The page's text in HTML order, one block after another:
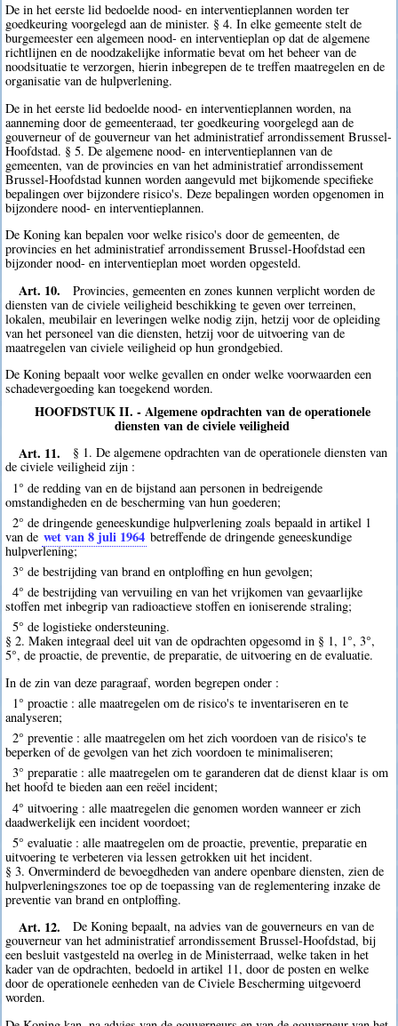
De in het eerste lid bedoelde nood- en interventieplannen worden ter
goedkeuring voorgelegd aan de minister. § 4. In elke gemeente stelt de
burgemeester een algemeen nood- en interventieplan op dat de algemene
richtlijnen en de noodzakelijke informatie bevat om het beheer van de
noodsituatie te verzorgen, hierin inbegrepen de te treffen maatregelen en de
organisatie van de hulpverlening.
De in het eerste lid bedoelde nood- en interventieplannen worden, na
aanneming door de gemeenteraad, ter goedkeuring voorgelegd aan de
gouverneur of de gouverneur van het administratief arrondissement Brussel-
Hoofdstad. § 5. De algemene nood- en interventieplannen van de
gemeenten, van de provincies en van het administratief arrondissement
Brussel-Hoofdstad kunnen worden aangevuld met bijkomende specifieke
bepalingen over bijzondere risico's. Deze bepalingen worden opgenomen in
bijzondere nood- en interventieplannen.
De Koning kan bepalen voor welke risico's door de gemeenten, de
provincies en het administratief arrondissement Brussel-Hoofdstad een
bijzonder nood- en interventieplan moet worden opgesteld.
Art. 10.
Provincies, gemeenten en zones kunnen verplicht worden de
diensten van de civiele veiligheid beschikking te geven over terreinen,
lokalen, meubilair en leveringen welke nodig zijn, hetzij voor de opleiding
van het personeel van die diensten, hetzij voor de uitvoering van de
maatregelen van civiele veiligheid op hun grondgebied.
De Koning bepaalt voor welke gevallen en onder welke voorwaarden een
schadevergoeding kan toegekend worden.
HOOFDSTUK II. - Algemene opdrachten van de operationele
diensten van de civiele veiligheid
Art. 11.
§ 1. De algemene opdrachten van de operationele diensten van
de civiele veiligheid zijn :
1° de redding van en de bijstand aan personen in bedreigende
omstandigheden en de bescherming van hun goederen;
2° de dringende geneeskundige hulpverlening zoals bepaald in artikel 1
van de wet van 8 juli 1964 betreffende de dringende geneeskundige
hulpverlening;
3° de bestrijding van brand en ontploffing en hun gevolgen;
4° de bestrijding van vervuiling en van het vrijkomen van gevaarlijke
stoffen met inbegrip van radioactieve stoffen en ioniserende straling;
5° de logistieke ondersteuning.
§ 2. Maken integraal deel uit van de opdrachten opgesomd in § 1, 1°, 3°,
5°, de proactie, de preventie, de preparatie, de uitvoering en de evaluatie.
In de zin van deze paragraaf, worden begrepen onder :
1° proactie : alle maatregelen om de risico's te inventariseren en te
analyseren;
2° preventie : alle maatregelen om het zich voordoen van de risico's te
beperken of de gevolgen van het zich voordoen te minimaliseren;
3° preparatie : alle maatregelen om te garanderen dat de dienst klaar is om
het hoofd te bieden aan een reëel incident;
4° uitvoering : alle maatregelen die genomen worden wanneer er zich
daadwerkelijk een incident voordoet;
5° evaluatie : alle maatregelen om de proactie, preventie, preparatie en
uitvoering te verbeteren via lessen getrokken uit het incident.
§ 3. Onverminderd de bevoegdheden van andere openbare diensten, zien de
hulpverleningszones toe op de toepassing van de reglementering inzake de
preventie van brand en ontploffing.
Art. 12.
De Koning bepaalt, na advies van de gouverneurs en van de
gouverneur van het administratief arrondissement Brussel-Hoofdstad, bij
een besluit vastgesteld na overleg in de Ministerraad, welke taken in het
kader van de opdrachten, bedoeld in artikel 11, door de posten en welke
door de operationele eenheden van de Civiele Bescherming uitgevoerd
worden.